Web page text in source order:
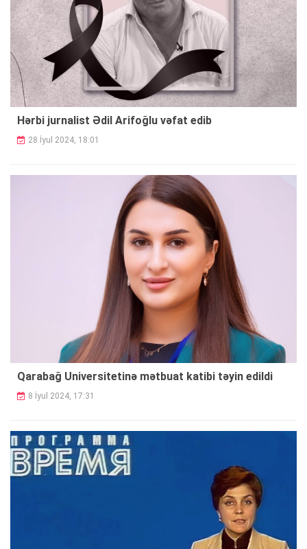
Hərbi jurnalist Ədil Arifoğlu vəfat edib
28 İyul 2024, 18:01
Qarabağ Universitetinə mətbuat katibi təyin edildi
8 İyul 2024, 17:31